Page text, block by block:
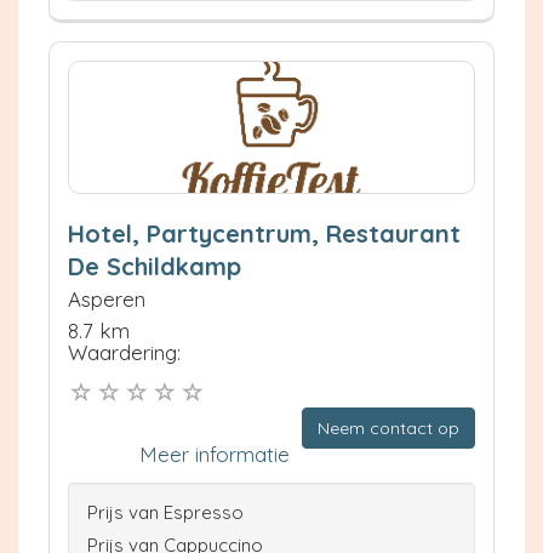
Hotel, Partycentrum, Restaurant
De Schildkamp
Asperen
8.7 km
Waardering:
Neem contact op
Meer informatie
Prijs van Espresso
Prijs van Cappuccino